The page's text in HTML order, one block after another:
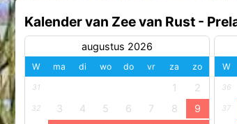
Kalender van Zee van Rust -
augustus 2026
W ma di wo do vr za zo
31 1 2
32 3 4 5 6 7 8 9
W
36
37